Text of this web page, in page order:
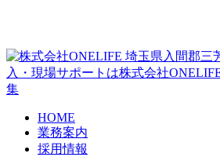
埼玉県入間郡三
入・現場サポートは株式会社
集
HOME
業務案内
採用情報